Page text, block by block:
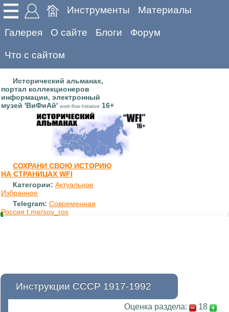
Инструменты Материалы
Галерея О сайте Блоги Форум
Что с сайтом
Исторический альманах,
портал коллекционеров
информации, электронный
музей 'ВиФиАй' work-flow-Initiative 16+
СОХРАНИ СВОЮ ИСТОРИЮ
НА СТРАНИЦАХ WFI
Категории: Актуальное
Избранное
Telegram: Современная
Россия t.me/sov_ros
Инструкции СССР 1917-1992
Оценка раздела:
18